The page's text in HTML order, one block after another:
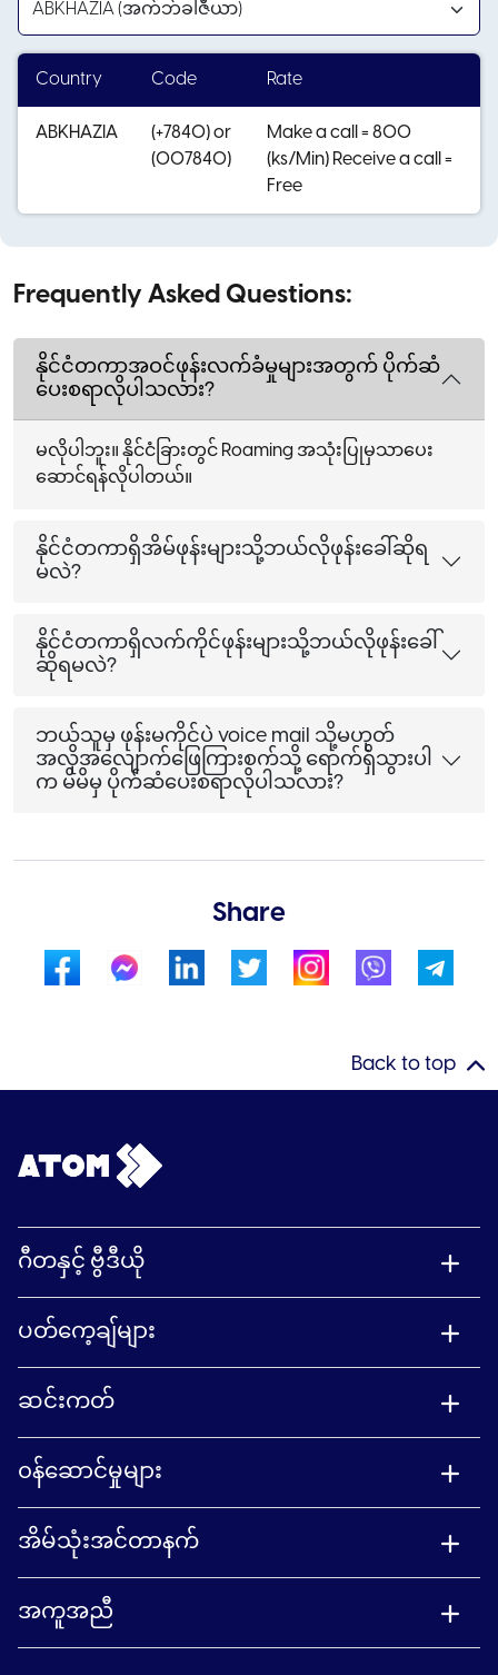
Country Code Rate
ABKHAZIA
(+7840) or
(007840)
Make a call = 800
(ks/Min) Receive a call =
Free
Frequently Asked Questions:
နိုင်ငံတကာအဝင်ဖုန်းလက်ခံမှုများအတွက် ပိုက်ဆံ
ပေးစရာလိုပါသလား?
မလိုပါဘူး။ နိုင်ငံခြားတွင် Roaming အသုံးပြုမှသာပေး
ဆောင်ရန်လိုပါတယ်။
နိုင်ငံတကာရှိအိမ်ဖုန်းများသို့ဘယ်လိုဖုန်းခေါ်ဆိုရ
မလဲ?
နိုင်ငံတကာရှိလက်ကိုင်ဖုန်းများသို့ဘယ်လိုဖုန်းခေါ်
ဆိုရမလဲ?
ဘယ်သူမှ ဖုန်းမကိုင်ပဲ voice mail သို့မဟုတ်
အလိုအလျောက်ဖြေကြားစက်သို့ ရောက်ရှိသွားပါ
က မိမိမှ ပိုက်ဆံပေးစရာလိုပါသလား?
Share
Back to top
ဂီတနှင့် ဗွီဒီယို
ပတ်ကေ့ချ်များ
ဆင်းကတ်
၀န်ဆောင်မှုများ
အိမ်သုံးအင်တာနက်
အကူအညီ